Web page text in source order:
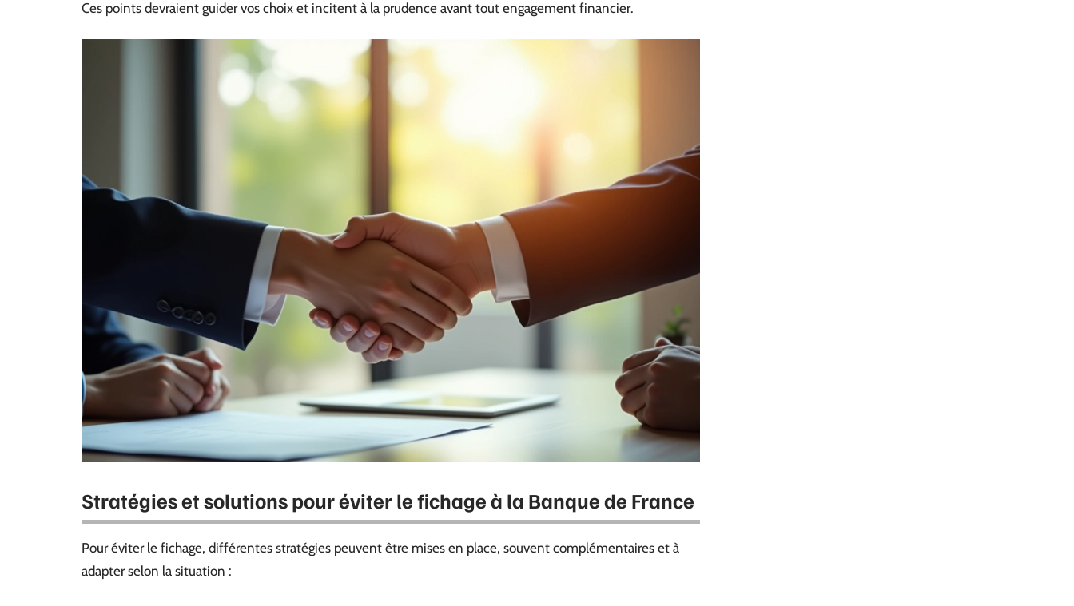
Ces points devraient guider vos choix et incitent à la prudence avant tout engagement financier.
Stratégies et solutions pour éviter le fichage à la Banque de France
Pour éviter le fichage, différentes stratégies peuvent être mises en place, souvent complémentaires et à
adapter selon la situation :